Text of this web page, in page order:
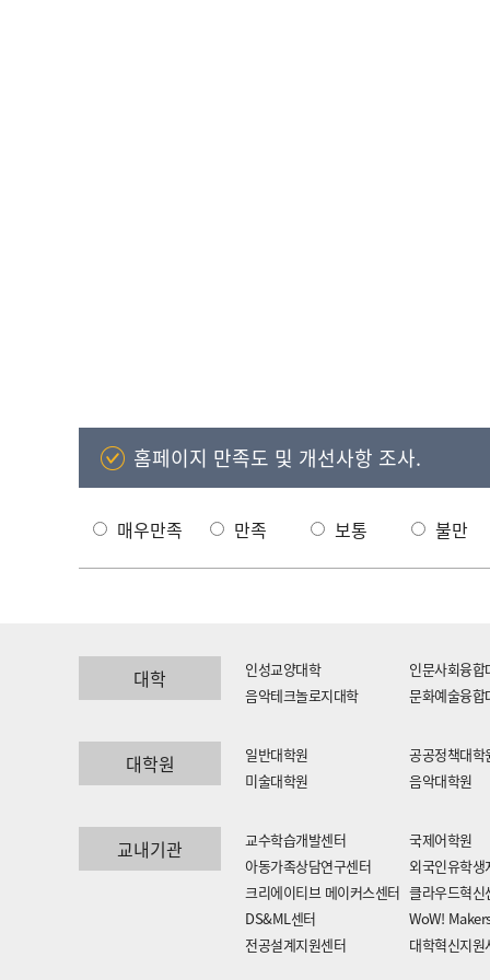
홈페이지 만족도 및 개선사항 조사.
매우만족 만족 보통 불만
대학 인성교양대학
인문사회융합
음악테크놀로지대학
문화예술융합
대학원 일반대학원
공공정책대학
미술대학원
음악대학원
교내기관 교수학습개발센터
국제어학원
아동가족상담연구센터
외국인유학생
크리에이티브 메이커스센터 클라우드혁신
DS&ML센터
WoW!
전공설계지원센터
대학혁신지원